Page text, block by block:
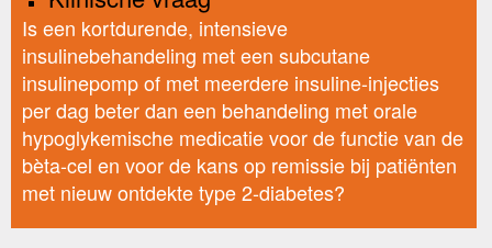
Is een kortdurende, intensieve
insulinebehandeling met een subcutane
insulinepomp of met meerdere insuline-injecties
per dag beter dan een behandeling met orale
hypoglykemische medicatie voor de functie van de
bèta-cel en voor de kans op remissie bij patiënten
met nieuw ontdekte type 2-diabetes?